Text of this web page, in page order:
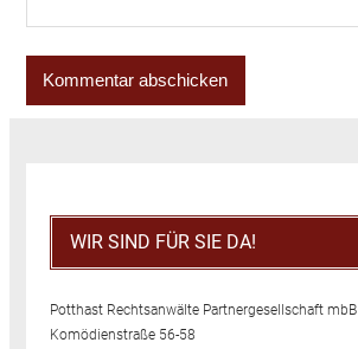
WIR SIND FÜR SIE DA!
Potthast Rechtsanwälte Partnergesellschaft mbB
Komödienstraße 56-58